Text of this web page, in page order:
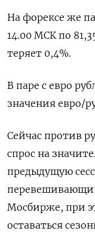
На форексе же
14.00 МСК по
теряет 0,4%.
В паре с евро
значения евро/
Сейчас против
спрос на
предыдущую
Мосбирже, при
оставаться